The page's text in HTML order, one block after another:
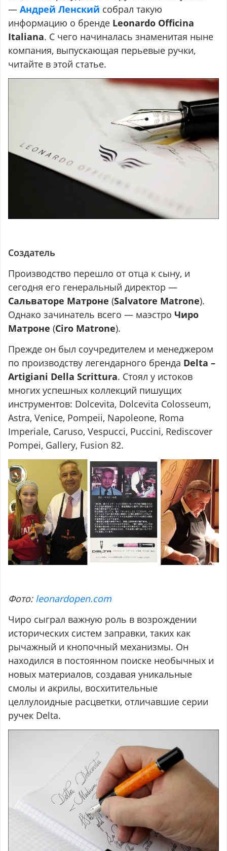
—Андрей Ленский собрал такую
информацию о бренде Leonardo Officina
Italiana. С чего начиналась знаменитая ныне
компания, выпускающая перьевые ручки,
читайте в этой статье.
Создатель
Производство перешло от отца к сыну, и
сегодня его генеральный директор —
Сальваторе Матроне (Salvatore Matrone).
Однако зачинатель всего — маэстро Чиро
Матроне (Ciro Matrone).
Прежде он был соучредителем и менеджером
по производству легендарного бренда Delta –
Artigiani Della Scrittura. Стоял у истоков
многих успешных коллекций пишущих
инструментов: Dolcevita, Dolcevita Colosseum,
Astra, Venice, Pompeii, Napoleone, Roma
Imperiale, Caruso, Vespucci, Puccini, Rediscover
Pompei, Gallery, Fusion 82.
Фото: leonardopen.com
Чиро сыграл важную роль в возрождении
исторических систем заправки, таких как
рычажный и кнопочный механизмы. Он
находился в постоянном поиске необычных и
новых материалов, создавая уникальные
смолы и акрилы, восхитительные
целлулоидные расцветки, отличавшие серии
ручек Delta.